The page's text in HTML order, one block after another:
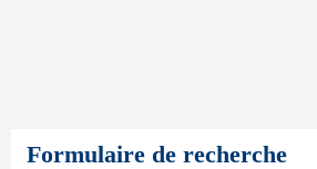
Formulaire de recherche